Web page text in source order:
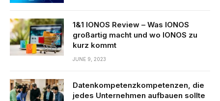
1&1 IONOS Review – Was IONOS
großartig macht und wo IONOS zu
kurz kommt
JUNE 9, 2023
Datenkompetenzkompetenzen, die
jedes Unternehmen aufbauen sollte